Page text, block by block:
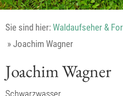
Sie sind hier:Waldaufseher &
»Joachim Wagner
Joachim Wagner